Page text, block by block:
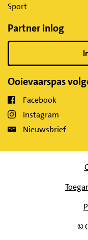
Sport
Partner inlog
Ooievaarspas
Facebook
Instagram
Nieuwsbrief
©